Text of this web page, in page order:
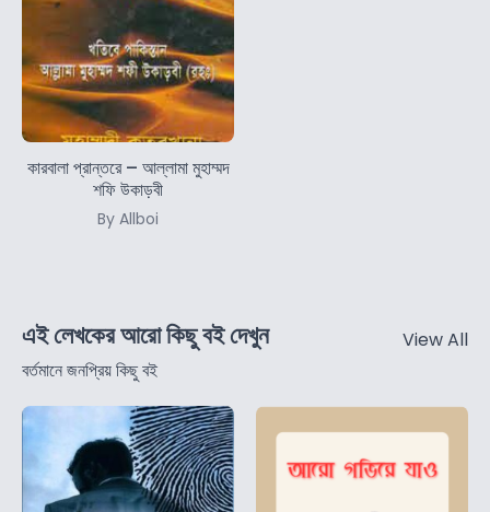
কারবালা প্রান্তরে – আল্লামা মুহাম্মদ
শফি উকাড়বী
By Allboi
এই লেখকের আরো কিছু বই দেখুন
বর্তমানে জনপ্রিয় কিছু বই
View All